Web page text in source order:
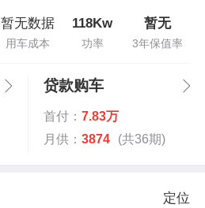
暂无数据
用车成本
118Kw
功率
暂无
3年保值率
贷款购车
首付： 7.83万
月供： 3874 (共36期)
定位